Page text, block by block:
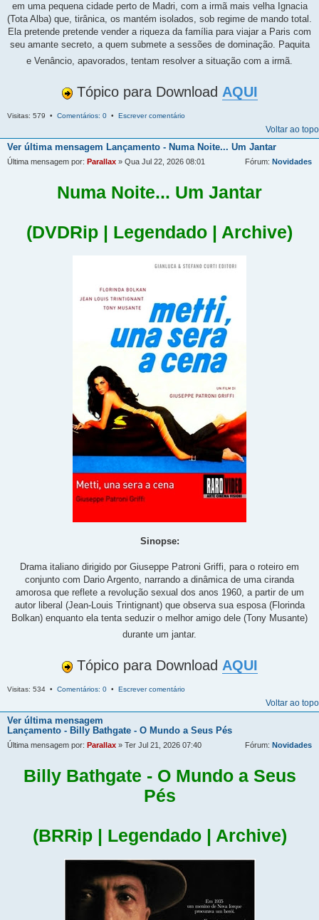
em uma pequena cidade perto de Madri, com a irmã mais velha Ignacia
(Tota Alba) que, tirânica, os mantém isolados, sob regime de mando total.
Ela pretende pretende vender a riqueza da família para viajar a Paris com
seu amante secreto, a quem submete a sessões de dominação. Paquita
e Venâncio, apavorados, tentam resolver a situação com a irmã.
Tópico para Download AQUI
Visitas: 579 • Comentários: 0 • Escrever comentário
Voltar ao topo
Ver última mensagem Lançamento - Numa Noite... Um Jantar
Última mensagem por: Parallax » Qua Jul 22, 2026 08:01 Fórum: Novidades
Numa Noite... Um Jantar
(DVDRip | Legendado | Archive)
Sinopse:
Drama italiano dirigido por Giuseppe Patroni Griffi, para o roteiro em
conjunto com Dario Argento, narrando a dinâmica de uma ciranda
amorosa que reflete a revolução sexual dos anos 1960, a partir de um
autor liberal (Jean-Louis Trintignant) que observa sua esposa (Florinda
Bolkan) enquanto ela tenta seduzir o melhor amigo dele (Tony Musante)
durante um jantar.
Tópico para Download AQUI
Visitas: 534 • Comentários: 0 • Escrever comentário
Voltar ao topo
Ver última mensagem
Lançamento - Billy Bathgate - O Mundo a Seus Pés
Última mensagem por: Parallax » Ter Jul 21, 2026 07:40 Fórum: Novidades
Billy Bathgate - O Mundo a Seus
Pés
(BRRip | Legendado | Archive)